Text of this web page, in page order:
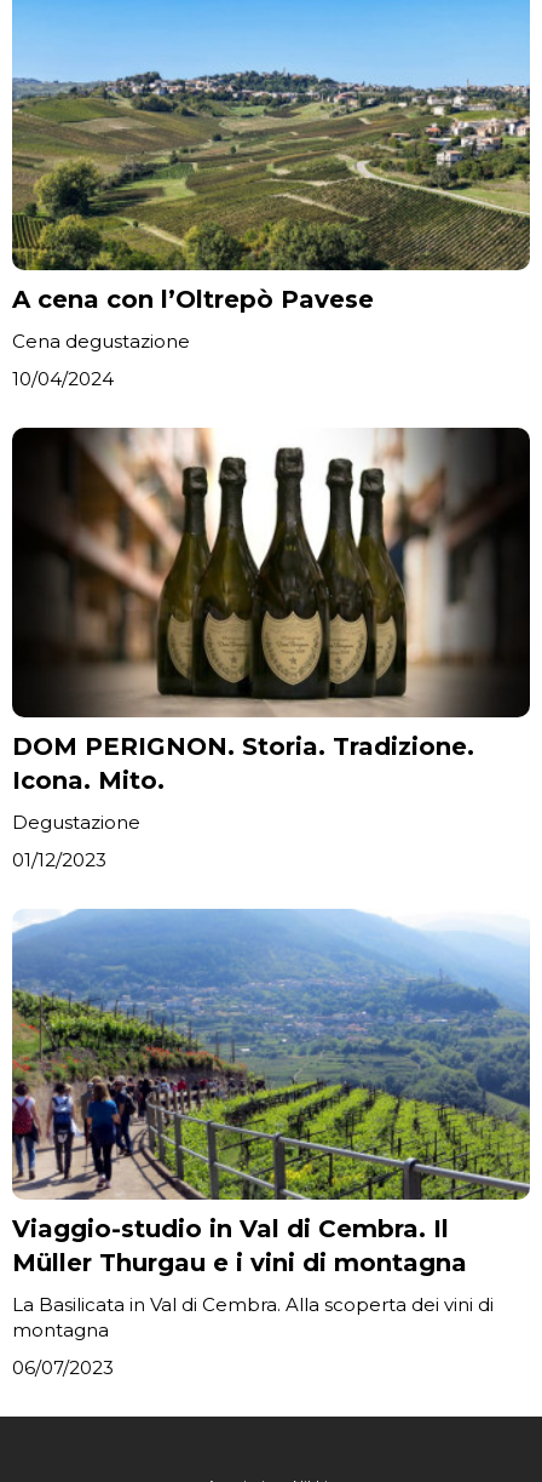
A cena con l’Oltrepò Pavese
Cena degustazione
10/04/2024
DOM PERIGNON. Storia. Tradizione.
Icona. Mito.
Degustazione
01/12/2023
Viaggio-studio in Val di Cembra. Il
Müller Thurgau e i vini di montagna
La Basilicata in Val di Cembra. Alla scoperta dei vini di
montagna
06/07/2023